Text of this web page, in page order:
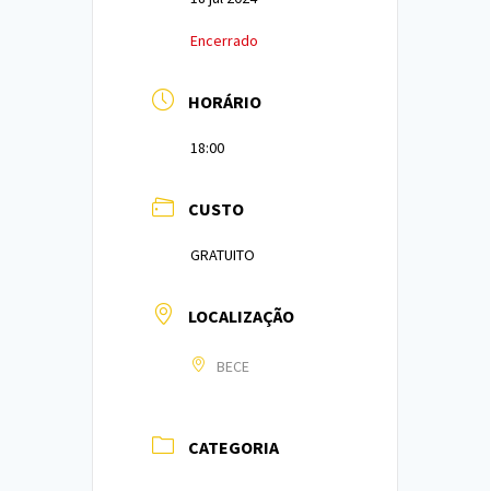
Encerrado
HORÁRIO
18:00
CUSTO
GRATUITO
LOCALIZAÇÃO
BECE
CATEGORIA